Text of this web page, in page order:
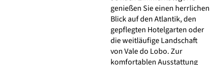
genießen Sie einen herrlichen
Blick auf den Atlantik, den
gepflegten Hotelgarten oder
die weitläufige Landschaft
von Vale do Lobo. Zur
komfortablen Ausstattung